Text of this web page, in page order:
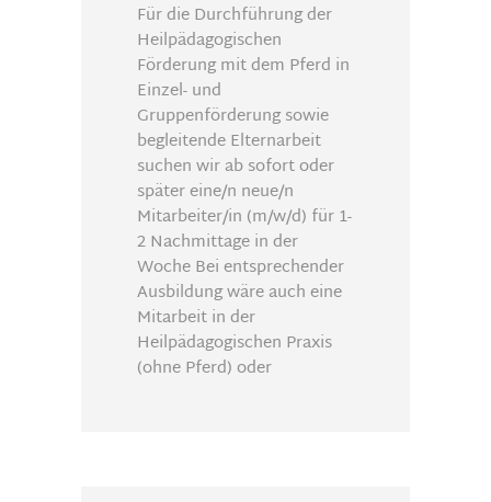
Für die Durchführung der
Heilpädagogischen
Förderung mit dem Pferd in
Einzel- und
Gruppenförderung sowie
begleitende Elternarbeit
suchen wir ab sofort oder
später eine/n neue/n
Mitarbeiter/in (m/w/d) für 1-
2 Nachmittage in der
Woche Bei entsprechender
Ausbildung wäre auch eine
Mitarbeit in der
Heilpädagogischen Praxis
(ohne Pferd) oder